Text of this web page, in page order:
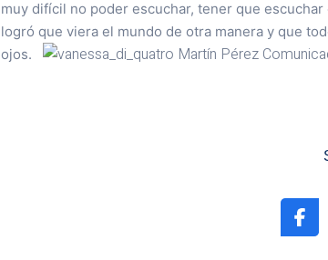
muy difícil no poder escuchar, tener que
logró que viera el mundo de otra manera y que
ojos.
Martín Pérez